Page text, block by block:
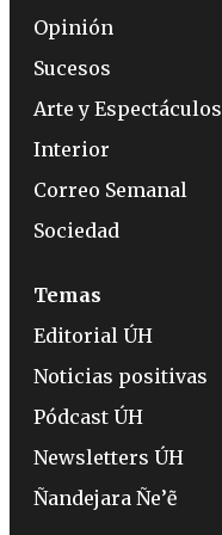
Opinión
Sucesos
Arte y Espectáculos
Interior
Correo Semanal
Sociedad
Temas
Editorial ÚH
Noticias positivas
Pódcast ÚH
Newsletters ÚH
Ñandejara Ñe’ẽ